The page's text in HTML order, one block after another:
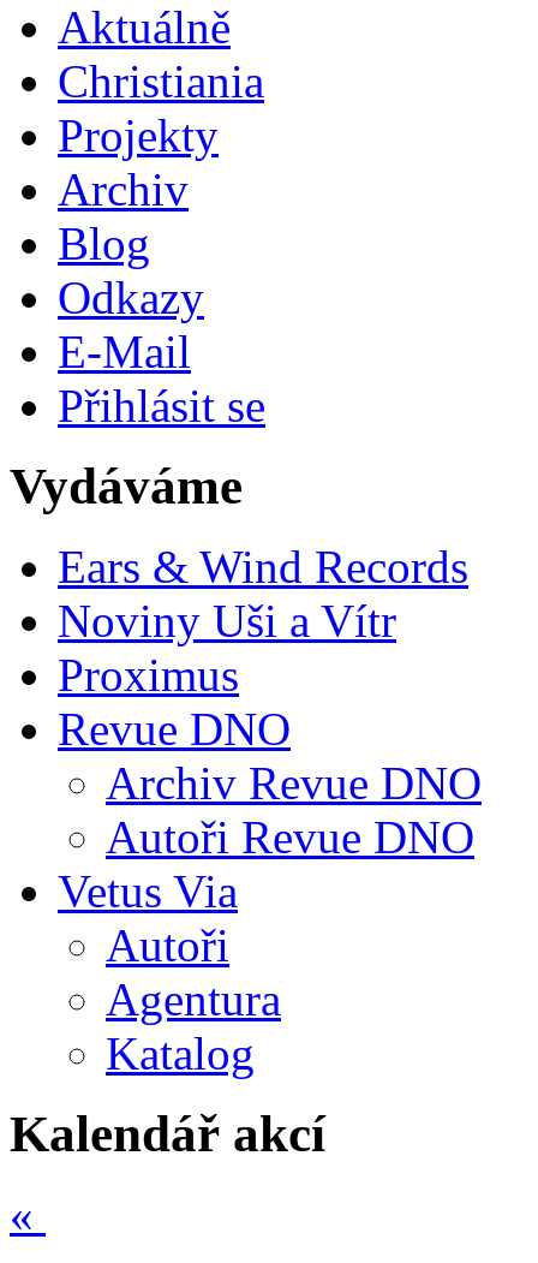
Aktuálně
Christiania
Projekty
Archiv
Blog
Odkazy
E-Mail
Přihlásit se
Vydáváme
Ears & Wind Records
Noviny Uši a Vítr
Proximus
Revue DNO
Archiv Revue DNO
Autoři Revue DNO
Vetus Via
Autoři
Agentura
Katalog
Kalendář akcí
«